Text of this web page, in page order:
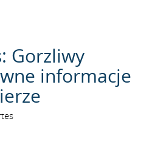
Gorzliwy
informacje